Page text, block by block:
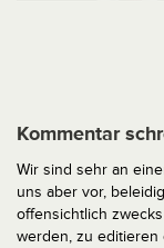
Kommentar
Wir sind sehr an
uns aber vor,
offensichtlich
werden, zu